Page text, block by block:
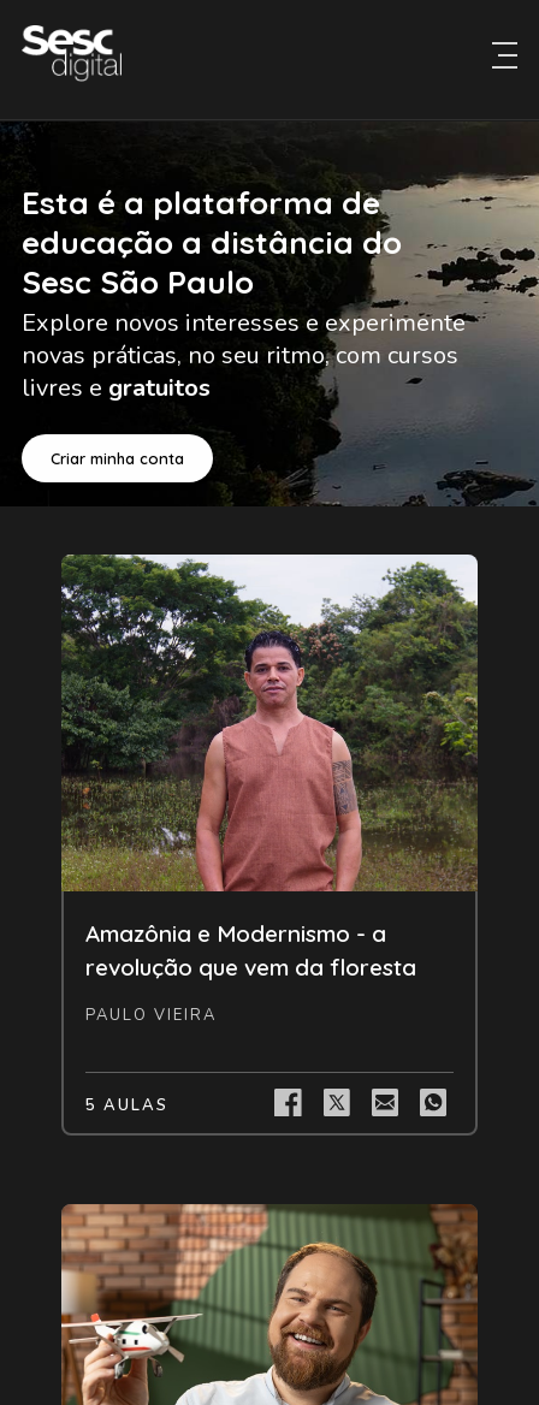
Esta é a plataforma de
educação a distância do
Sesc São Paulo
Explore novos interesses e experimente
novas práticas, no seu ritmo, com cursos
livres e gratuitos
Criar minha conta
Amazônia e Modernismo - a
revolução que vem da floresta
PAULO VIEIRA
5 AULAS